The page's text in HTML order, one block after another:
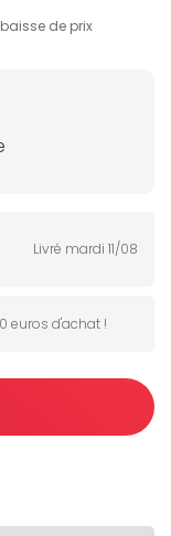
de prix
Livré mardi 11/08
euros d'achat !